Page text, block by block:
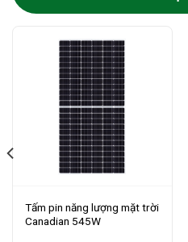
Tấm pin năng lượng mặt trời
Canadian 545W